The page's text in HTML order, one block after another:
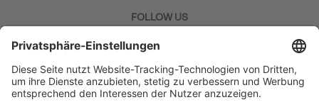
FOLLOW US
ZAHLMETHODEN